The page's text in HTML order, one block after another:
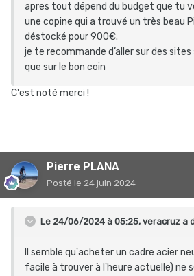
apres tout dépend du budget que tu
une copine qui a trouvé un très beau
déstocké pour 900€.
je te recommande d’aller sur des
que sur le bon coin
C'est noté merci !
Pierre PLANA
Posté le 24 juin 2024
Le 24/06/2024 à 05:25, veracruz a
Il semble qu'acheter un cadre acier
facile à trouver à l'heure actuelle) ne